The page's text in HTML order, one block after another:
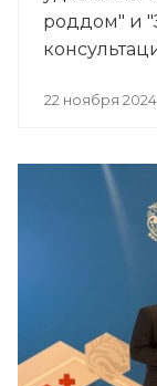
роддом" и
22 ноября 2024